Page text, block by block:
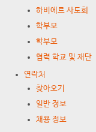
하비에르 사도회
학부모
학부모
협력 학교 및 재단
연락처
찾아오기
일반 정보
채용 정보